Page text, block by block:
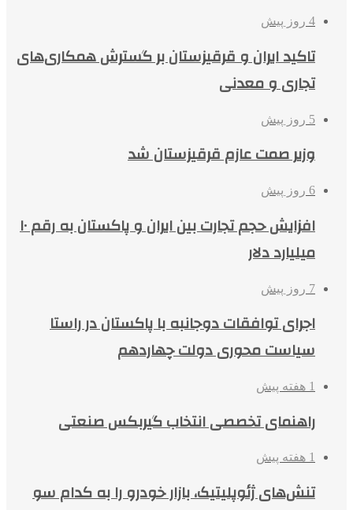
4 روز پیش
تاکید ایران و قرقیزستان بر گسترش همکاری‌های
تجاری و معدنی
5 روز پیش
وزیر صمت عازم قرقیزستان شد
6 روز پیش
افزایش حجم تجارت بین ایران و پاکستان به رقم ۱۰
میلیارد دلار
7 روز پیش
اجرای توافقات دوجانبه با پاکستان در راستا
سیاست محوری دولت چهاردهم
1 هفته پیش
راهنمای تخصصی انتخاب گیربکس صنعتی
1 هفته پیش
تنش‌های ژئوپلیتیک، بازار خودرو را به کدام سو